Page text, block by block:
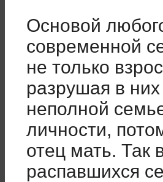
Основой
современной
не только
разрушая в
неполной
личности,
отец мать. Так
распавшихся